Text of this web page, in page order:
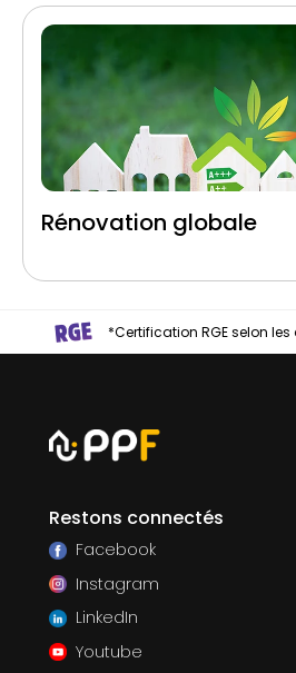
Rénovation globale
*Certification RGE selon
Restons connectés
Facebook
Instagram
LinkedIn
Youtube